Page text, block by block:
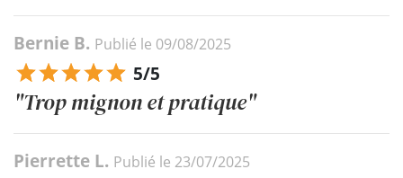
Bernie B. Publié le 09/08/2025
5/5
"Trop mignon et pratique"
Pierrette L. Publié le 23/07/2025